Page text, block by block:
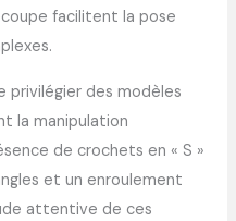
facilitent la pose
privilégier des modèles
la manipulation
de crochets en « S »
et un enroulement
attentive de ces